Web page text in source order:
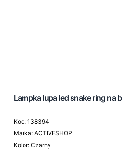
Lampka lupa led snake ring na
Kod: 138394
Marka: ACTIVESHOP
Kolor: Czarny